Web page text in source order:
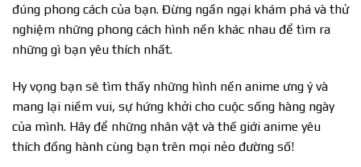
đúng phong cách của bạn. Đừng ngần ngại khám phá và thử
nghiệm những phong cách hình nền khác nhau để tìm ra
những gì bạn yêu thích nhất.
Hy vọng bạn sẽ tìm thấy những hình nền anime ưng ý và
mang lại niềm vui, sự hứng khởi cho cuộc sống hàng ngày
của mình. Hãy để những nhân vật và thế giới anime yêu
thích đồng hành cùng bạn trên mọi nẻo đường số!